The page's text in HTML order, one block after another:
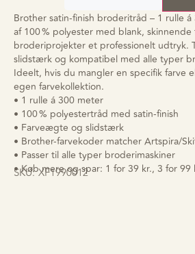
Brother satin-finish broderitråd – 1 rulle
af 100 % polyester med blank,
broderiprojekter et professionelt udtryk.
slidstærk og kompatibel med alle typer
Ideelt, hvis du mangler en specifik farve
egen farvekollektion.
• 1 rulle á 300 meter
• 100 % polyestertråd med satin-finish
• Farveægte og slidstærk
• Brother-farvekoder matcher Artspira/
• Passer til alle typer broderimaskiner
• Køb mere og spar: 1 for 39 kr., 3 for 99
SKU: XF1990012